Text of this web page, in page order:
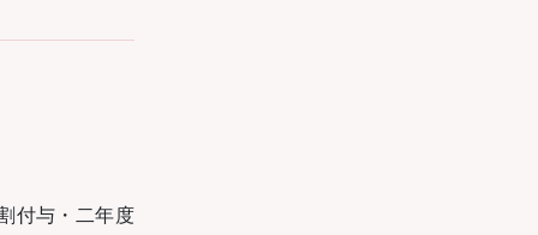
付与・二年度